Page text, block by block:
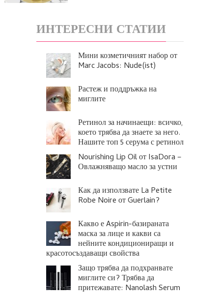
ИНТЕРЕСНИ СТАТИИ
Мини козметичният набор от
Marc Jacobs: Nude(ist)
Растеж и поддръжка на
миглите
Ретинол за начинаещи: всичко,
което трябва да знаете за него.
Нашите топ 5 серума с ретинол
Nourishing Lip Oil от IsaDora –
Овлажняващо масло за устни
Как да използвате La Petite
Robe Noire от Guerlain?
Какво е Aspirin-базираната
маска за лице и какви са
нейните кондициониращи и
красотосъздаващи свойства
Защо трябва да подхранвате
миглите си? Трябва да
притежавате: Nanolash Serum